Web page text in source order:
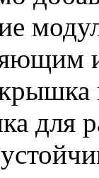
для